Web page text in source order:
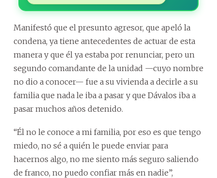
Manifestó que el presunto agresor, que apeló la
condena, ya tiene antecedentes de actuar de esta
manera y que él ya estaba por renunciar, pero un
segundo comandante de la unidad —cuyo nombre
no dio a conocer— fue a su vivienda a decirle a su
familia que nada le iba a pasar y que Dávalos iba a
pasar muchos años detenido.
“Él no le conoce a mi familia, por eso es que tengo
miedo, no sé a quién le puede enviar para
hacernos algo, no me siento más seguro saliendo
de franco, no puedo confiar más en nadie”,